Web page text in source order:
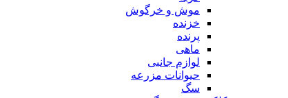
موش و خرگوش
خزنده
پرنده
ماهی
لوازم جانبی
حیوانات مزرعه
سگ